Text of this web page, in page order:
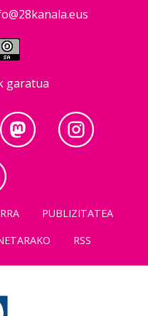
garatua
PUBLIZITATEA
RSS